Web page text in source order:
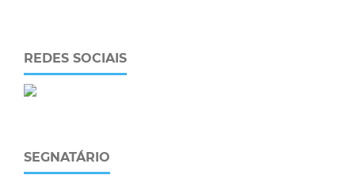
REDES SOCIAIS
SEGNATÁRIO